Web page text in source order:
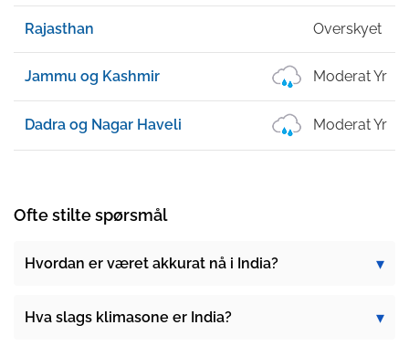
Rajasthan Overskyet
Jammu og Kashmir Moderat Yr
Dadra og Nagar Haveli Moderat Yr
Ofte stilte spørsmål
Hvordan er været akkurat nå i India?
Hva slags klimasone er India?